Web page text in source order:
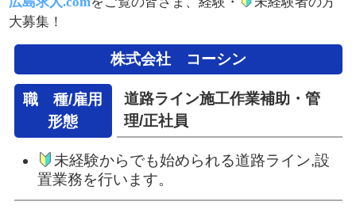
大募集！
株式会社 コーシン
職 種/雇用
形態
道路ライン施工作業補助・管
理/正社員
未経験からでも始められる道路ライン,設
置業務を行います。